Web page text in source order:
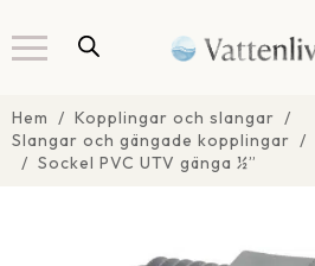
Hem
Kopplingar och slangar
Slangar och gängade kopplingar
Sockel PVC UTV gänga ½”